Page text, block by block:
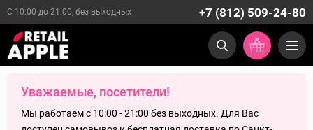
С 10:00 до 21:00, без выходных +7 (812) 509-24-80
Уважаемые, посетители!
Мы работаем с 10:00 - 21:00 без выходных. Для Вас